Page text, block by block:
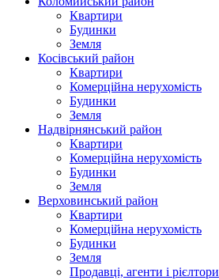
Квартири
Будинки
Земля
Косівський район
Квартири
Комерційна нерухомість
Будинки
Земля
Надвірнянський район
Квартири
Комерційна нерухомість
Будинки
Земля
Верховинський район
Квартири
Комерційна нерухомість
Будинки
Земля
Продавці, агенти і рієлтори